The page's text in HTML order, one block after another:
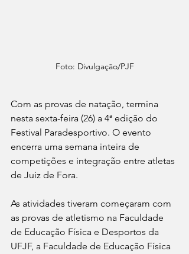
Foto: Divulgação/PJF
Com as provas de natação, termina
nesta sexta-feira (26) a 4ª edição do
Festival Paradesportivo. O evento
encerra uma semana inteira de
competições e integração entre atletas
de Juiz de Fora.
As atividades tiveram começaram com
as provas de atletismo na Faculdade
de Educação Física e Desportos da
UFJF, a Faculdade de Educação Física